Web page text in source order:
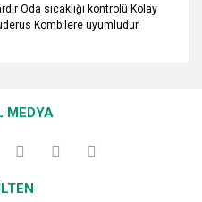
Oda sıcaklığı kontrolü Kolay
Kombilere uyumludur.
ederiz.
bulunuyor.
MEDYA